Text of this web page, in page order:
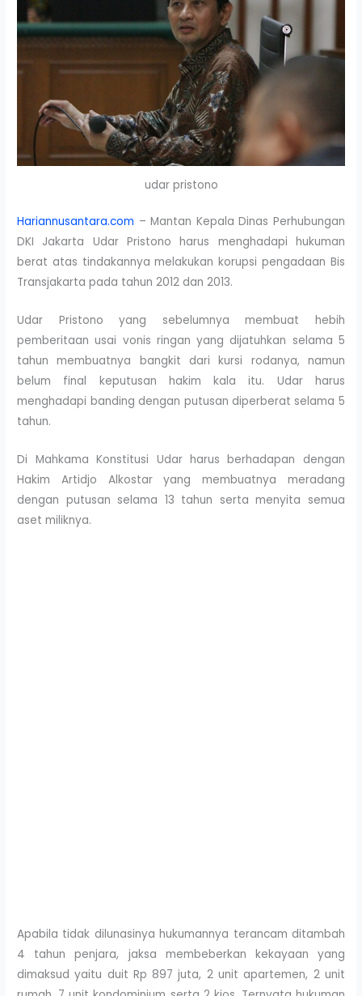
udar pristono
Hariannusantara.com – Mantan Kepala Dinas Perhubungan
DKI Jakarta Udar Pristono harus menghadapi hukuman
berat atas tindakannya melakukan korupsi pengadaan Bis
Transjakarta pada tahun 2012 dan 2013.
Udar Pristono yang sebelumnya membuat hebih
pemberitaan usai vonis ringan yang dijatuhkan selama 5
tahun membuatnya bangkit dari kursi rodanya, namun
belum final keputusan hakim kala itu. Udar harus
menghadapi banding dengan putusan diperberat selama 5
tahun.
Di Mahkama Konstitusi Udar harus berhadapan dengan
Hakim Artidjo Alkostar yang membuatnya meradang
dengan putusan selama 13 tahun serta menyita semua
aset miliknya.
Apabila tidak dilunasinya hukumannya terancam ditambah
4 tahun penjara, jaksa membeberkan kekayaan yang
dimaksud yaitu duit Rp 897 juta, 2 unit apartemen, 2 unit